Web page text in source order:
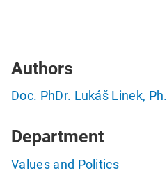
Authors
Doc. PhDr. Lukáš Linek,
Department
Values and Politics